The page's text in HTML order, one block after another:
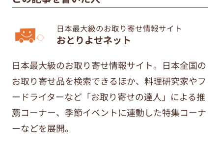
日本最大級のお取り寄せ情報サイト
おとりよせネット
日本最大級のお取り寄せ情報サイト。日本全国の
お取り寄せ品を検索できるほか、料理研究家やフ
ードライターなど「お取り寄せの達人」による推
薦コーナー、季節イベントに連動した特集コーナ
ーなどを展開。